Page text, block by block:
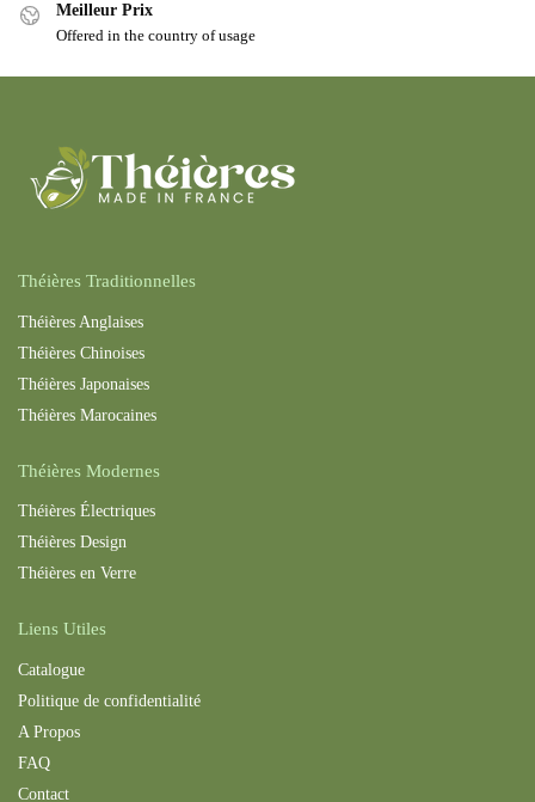
Meilleur Prix
Offered in the country of usage
Théières Traditionnelles
Théières Anglaises
Théières Chinoises
Théières Japonaises
Théières Marocaines
Théières Modernes
Théières Électriques
Théières Design
Théières en Verre
Liens Utiles
Catalogue
Politique de confidentialité
A Propos
FAQ
Contact